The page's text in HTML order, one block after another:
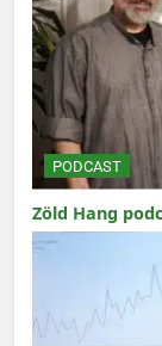
PODCAST
Zöld Hang